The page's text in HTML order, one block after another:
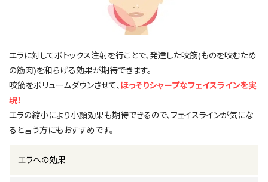
エラに対してボトックス注射を行ことで、発達した咬筋(ものを咬むため
の筋肉)を和らげる効果が期待できます。
咬筋をボリュームダウンさせて、ほっそりシャープなフェイスラインを実
現！
エラの縮小により小顔効果も期待できるので、フェイスラインが気にな
ると言う方にもおすすめです。
エラへの効果